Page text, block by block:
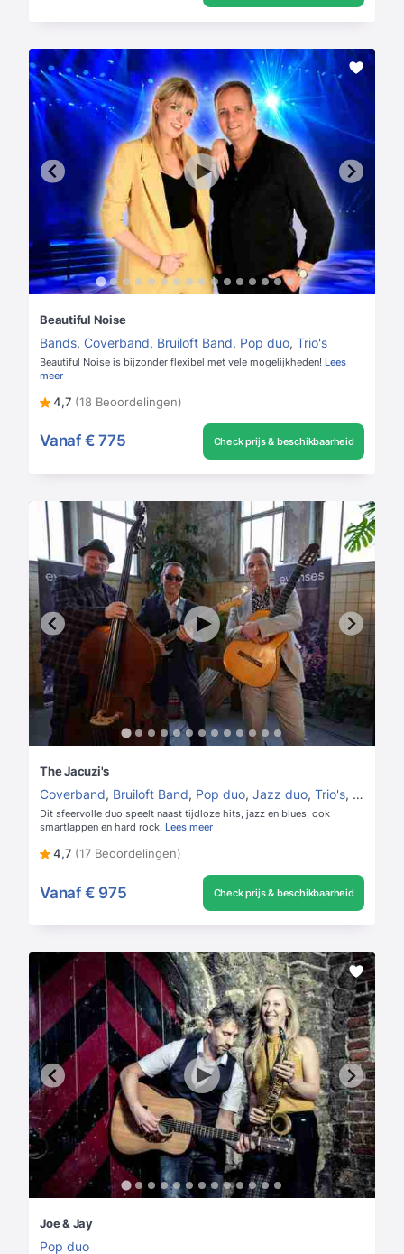
Beautiful Noise
Bands, Coverband, Bruiloft Band, Pop duo, Trio's
Beautiful Noise is bijzonder flexibel met vele mogelijkheden! Lees
meer
4,7 (18 Beoordelingen)
Vanaf € 775 Check prijs & beschikbaarheid
The Jacuzi's
Coverband, Bruiloft Band, Pop duo, Jazz duo, Trio's, Jazz trio
Dit sfeervolle duo speelt naast tijdloze hits, jazz en blues, ook
smartlappen en hard rock. Lees meer
4,7 (17 Beoordelingen)
Vanaf € 975 Check prijs & beschikbaarheid
Joe & Jay
Pop duo